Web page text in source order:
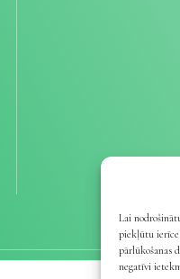
Lai
piekļūtu
pārlūkošanas
negatīvi